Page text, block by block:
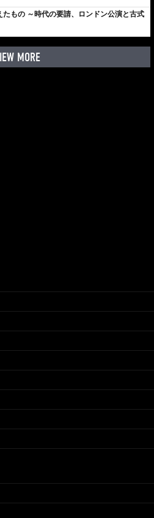
もの ～時代の要請、ロンドン公演と古式
MORE